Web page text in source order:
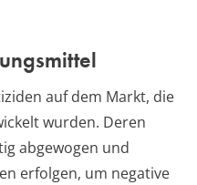
auf dem Markt, die
wurden. Deren
abgewogen und
erfolgen, um negative